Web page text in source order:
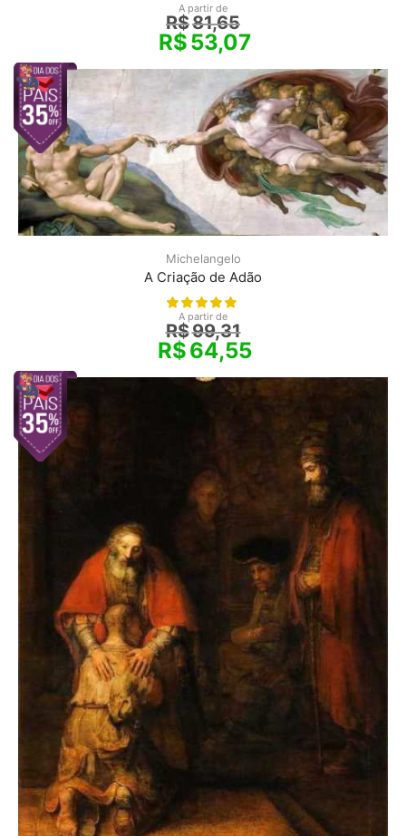
A partir de
R$81,65
R$53,07
Michelangelo
A Criação de Adão
A partir de
R$99,31
R$64,55